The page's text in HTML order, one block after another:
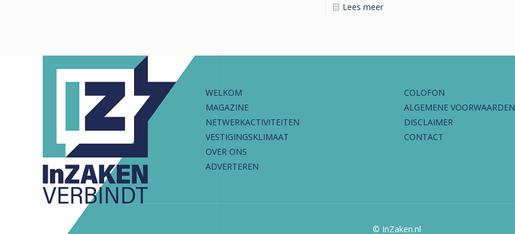
Lees meer
WELKOM
MAGAZINE
NETWERKACTIVITEITEN
VESTIGINGSKLIMAAT
OVER ONS
ADVERTEREN
COLOFON
ALGEMENE VOORWAARDEN
DISCLAIMER
CONTACT
© InZaken.nl